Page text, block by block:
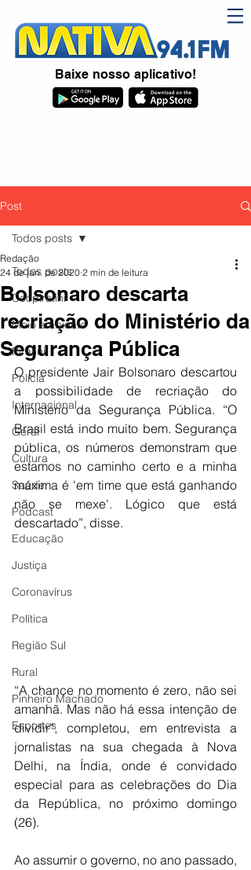
Baixe nosso aplicativo!
Post
Todos posts
Coopiratini
Meio ambiente
Piratini
Polícia
Internacional
Geral
Cultura
Saúde
Podcast
Educação
Justiça
Coronavírus
Política
Região Sul
Rural
Pinheiro Machado
Esportes
Todos posts
Bolsonaro descarta
recriação do Ministério da
Segurança Pública
Redação
24 de jan. de 2020 2 min de leitura
O presidente Jair Bolsonaro descartou
a possibilidade de recriação do
Ministério da Segurança Pública. “O
Brasil está indo muito bem. Segurança
pública, os números demonstram que
estamos no caminho certo e a minha
máxima é 'em time que está ganhando
não se mexe'. Lógico que está
descartado”, disse.
“A chance no momento é zero, não sei
amanhã. Mas não há essa intenção de
dividir”, completou, em entrevista a
jornalistas na sua chegada à Nova
Delhi, na Índia, onde é convidado
especial para as celebrações do Dia
da República, no próximo domingo
(26).
Ao assumir o governo, no ano passado,